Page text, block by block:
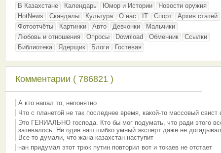
В Казахстане
Календарь Юмор и Истории
Новости оружия
HotNews
Скандалы Культура О нас IT Спорт
Архив статей
Фотоотчёты
Картинки Авто Девчонки
Мальчики
Любовь и отношения
Опросы Download Обменник
Ссылки
Библиотека
Ядерщик Блоги Гостевая
Комментарии ( 786821 )
А кто напал то, непонятно
Что с планетой не так последнее время, какой-то массовый свист
Это ГЕНИАЛЬНО господа. Кто бы мог подумать, что ради этого
затевалось. Ни один наш шибко умный эксперт даже не
Все то думали, что жана казахстан наступит
нан придумал этот трюк путин повторил вот и токаев не отстает